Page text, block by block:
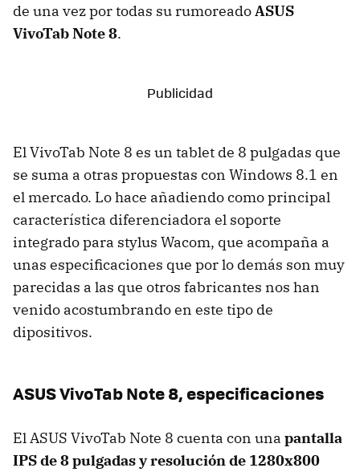
de una vez por todas su rumoreadoASUS
VivoTab Note 8.
El VivoTab Note 8 es un tablet de 8 pulgadas que
se suma a otras propuestas con Windows 8.1 en
el mercado. Lo hace añadiendo como principal
característica diferenciadora el soporte
integrado para stylus Wacom, que acompaña a
unas especificaciones que por lo demás son muy
parecidas a las que otros fabricantes nos han
venido acostumbrando en este tipo de
dipositivos.
ASUS VivoTab Note 8, especificaciones
El ASUS VivoTab Note 8 cuenta con una pantalla
IPS de 8 pulgadas y resolución de 1280x800